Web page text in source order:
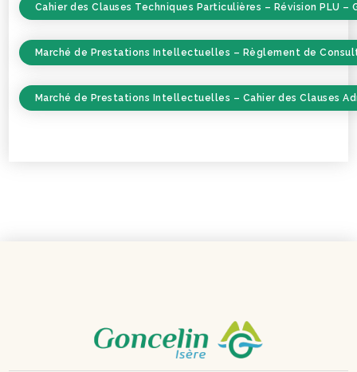
Cahier des Clauses Techniques Particulières – Révision PLU –
Marché de Prestations Intellectuelles – Règlement de
Marché de Prestations Intellectuelles – Cahier des Clauses